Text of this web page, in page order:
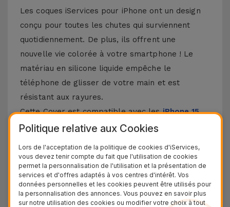
Les coques iServices pour iPhone ont un design
conçu pour toutes les chutes qui surviennent
quotidiennement. De plus, ils offrent une
nouvelle vie colorée à votre smartphone ! Le
matériau en silicone liquide empêche le
téléphone de glisser de votre main et est
résistant aux rayures.
Cette Cover est compatible avec lesiPhone 15,
14, 13, 12, entre autres, ainsi qu'avec le modèle le
Protection à 3 couches avec coques en
silicone
Nos coques en silicone pour iPhone ont une
Politique relative aux Cookies
Lors de l'acceptation de la politique de cookies d'iServices,
vous devez tenir compte du fait que l'utilisation de cookies
permet la personnalisation de l'utilisation et la présentation de
services et d'offres adaptés à vos centres d'intérêt. Vos
données personnelles et les cookies peuvent être utilisés pour
la personnalisation des annonces. Vous pouvez en savoir plus
sur notre utilisation des cookies ou modifier votre choix à tout